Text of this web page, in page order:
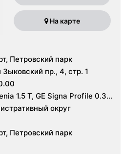
На карте
Петровский парк
пр., 4, стр. 1
1.5 Т, GE Signa Profile 0.35
УЗИ GE Logiq 8
округ
Петровский парк